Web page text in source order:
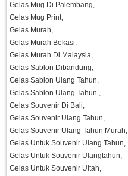
Gelas Mug Di Palembang,
Gelas Mug Print,
Gelas Murah,
Gelas Murah Bekasi,
Gelas Murah Di Malaysia,
Gelas Sablon Dibandung,
Gelas Sablon Ulang Tahun,
Gelas Sablon Ulang Tahun ,
Gelas Souvenir Di Bali,
Gelas Souvenir Ulang Tahun,
Gelas Souvenir Ulang Tahun Murah,
Gelas Untuk Souvenir Ulang Tahun,
Gelas Untuk Souvenir Ulangtahun,
Gelas Untuk Souvenir Ultah,